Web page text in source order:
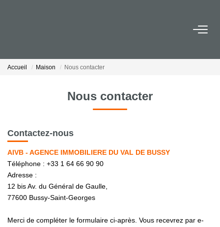
ESTIMER
NOTRE AGENCE
Qui Sommes-Nous
Notre Équipe
Nous Rejoindre
Accueil Maison Nous contacter
Nous contacter
Contactez-nous
AIVB - AGENCE IMMOBILIERE DU VAL DE BUSSY
Téléphone : +33 1 64 66 90 90
Adresse :
12 bis Av. du Général de Gaulle,
77600 Bussy-Saint-Georges
Merci de compléter le formulaire ci-après. Vous recevrez par e-